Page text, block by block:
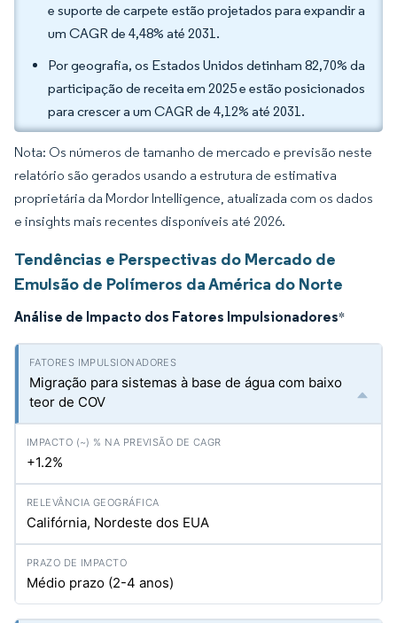
e suporte de carpete estão projetados para expandir a
um CAGR de 4,48% até 2031.
Por geografia, os Estados Unidos detinham 82,70% da
participação de receita em 2025 e estão posicionados
para crescer a um CAGR de 4,12% até 2031.
Nota: Os números de tamanho de mercado e previsão neste
relatório são gerados usando a estrutura de estimativa
proprietária da Mordor Intelligence, atualizada com os dados
e insights mais recentes disponíveis até 2026.
Tendências e Perspectivas do Mercado de
Emulsão de Polímeros da América do Norte
Análise de Impacto dos Fatores Impulsionadores*
Migração para sistemas à base de água com baixo
teor de COV
+1.2%
Califórnia, Nordeste dos EUA
Médio prazo (2-4 anos)